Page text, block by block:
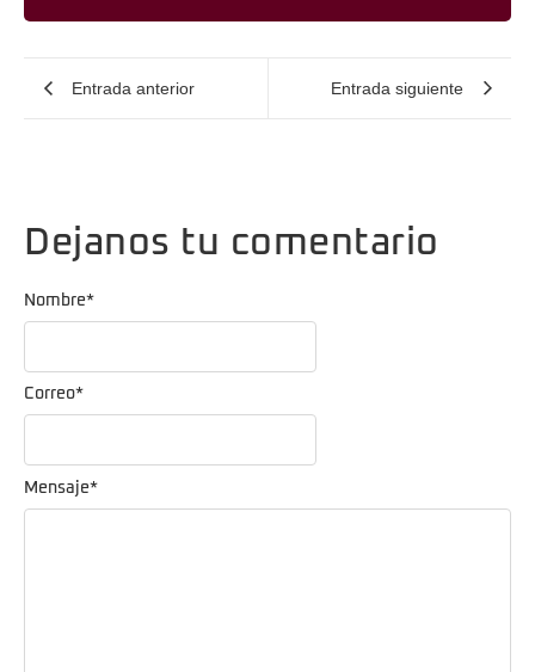
Entrada anterior Entrada siguiente
Dejanos tu comentario
Mensaje*
Nombre*
Correo*